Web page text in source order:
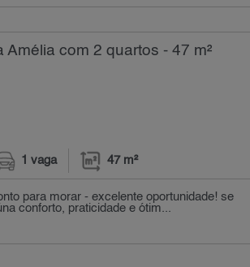
com 2 quartos - 47 m²
1 vaga 47 m²
para morar - excelente oportunidade! se
conforto, praticidade e ótim...